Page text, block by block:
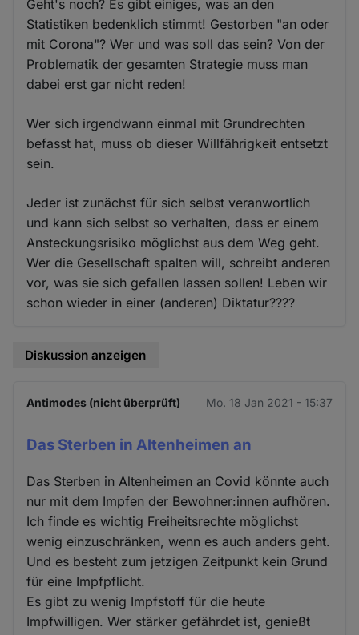
Geht's noch? Es gibt einiges, was an den
Statistiken bedenklich stimmt! Gestorben "an oder
mit Corona"? Wer und was soll das sein? Von der
Problematik der gesamten Strategie muss man
dabei erst gar nicht reden!
Wer sich irgendwann einmal mit Grundrechten
befasst hat, muss ob dieser Willfährigkeit entsetzt
sein.
Jeder ist zunächst für sich selbst veranwortlich
und kann sich selbst so verhalten, dass er einem
Ansteckungsrisiko möglichst aus dem Weg geht.
Wer die Gesellschaft spalten will, schreibt anderen
vor, was sie sich gefallen lassen sollen! Leben wir
schon wieder in einer (anderen) Diktatur????
Diskussion anzeigen
Antimodes (nicht überprüft) Mo. 18 Jan 2021 - 15:37
Das Sterben in Altenheimen an
Das Sterben in Altenheimen an Covid könnte auch
nur mit dem Impfen der Bewohner:innen aufhören.
Ich finde es wichtig Freiheitsrechte möglichst
wenig einzuschränken, wenn es auch anders geht.
Und es besteht zum jetzigen Zeitpunkt kein Grund
für eine Impfpflicht.
Es gibt zu wenig Impfstoff für die heute
Impfwilligen. Wer stärker gefährdet ist, genießt